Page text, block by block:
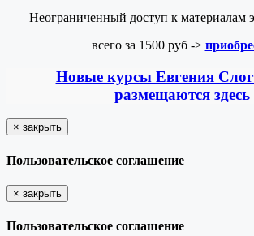
Неограниченный доступ к материалам
всего за 1500 руб ->
Новые курсы Евгения
размещаются здесь
× закрыть
Пользовательское соглашение
× закрыть
Пользовательское соглашение